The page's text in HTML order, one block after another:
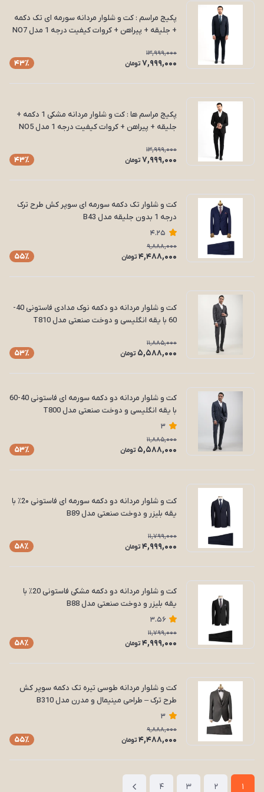
پکیج مراسم : کت و شلوار مردانه سورمه ای تک دکمه
+ جلیقه + پیراهن + کروات کیفیت درجه 1 مدل NO7
13,999,000
7,999,000 تومان 43٪
پکیج مراسم ها : کت و شلوار مردانه مشکی 1 دکمه +
جلیقه + پیراهن + کروات کیفیت درجه 1 مدل NO5
13,999,000
7,999,000 تومان 43٪
کت و شلوار تک‌ دکمه سورمه ای سوپر کش طرح ترک
درجه 1 بدون جلیقه مدل B43
4.25
9,888,000
4,488,000 تومان 55٪
کت و شلوار مردانه دو دکمه نوک مدادی فاستونی 40-
60 با یقه انگلیسی و دوخت صنعتی مدل T810
11,885,000
5,588,000 تومان 53٪
کت و شلوار مردانه دو دکمه سورمه ای فاستونی 40-60
با یقه انگلیسی و دوخت صنعتی مدل T800
3
11,885,000
5,588,000 تومان 53٪
کت و شلوار مردانه دو دکمه سورمه ای فاستونی 2۰٪ با
یقه بلیزر و دوخت صنعتی مدل B89
11,799,000
4,999,000 تومان 58٪
کت و شلوار مردانه دو دکمه مشکی فاستونی 20٪ با
یقه بلیزر و دوخت صنعتی مدل B88
3.56
11,799,000
4,999,000 تومان 58٪
کت و شلوار مردانه طوسی تیره تک دکمه سوپر کش
طرح ترک – طراحی مینیمال و مدرن مدل B310
3
9,888,000
4,488,000 تومان 55٪
1
2
3
4